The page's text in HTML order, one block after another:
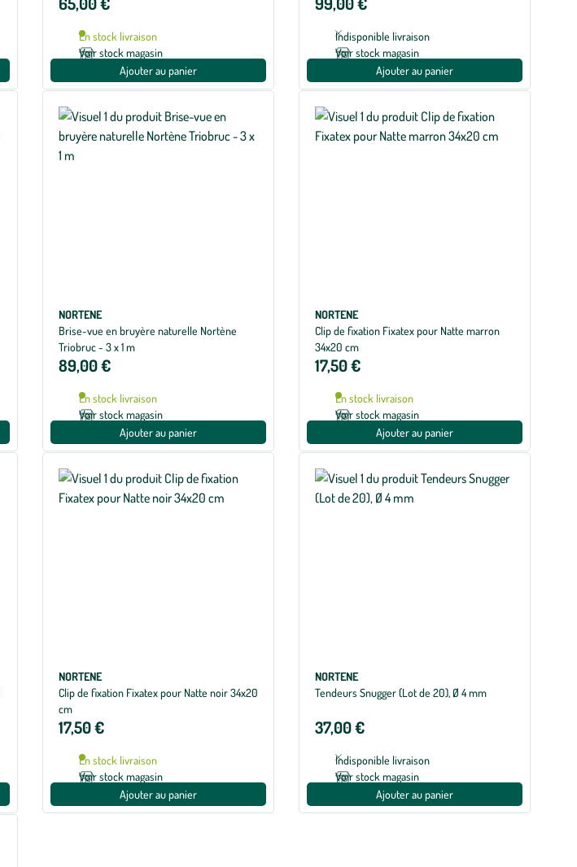
En stock livraison
Voir stock magasin
Ajouter au panier
Indisponible livraison
Voir stock magasin
Ajouter au panier
NORTENE
Brise-vue en bruyère naturelle Nortène
Triobruc - 3 x 1 m
89,00 €
En stock livraison
Voir stock magasin
Ajouter au panier
NORTENE
Clip de fixation Fixatex pour Natte marron
34x20 cm
17,50 €
En stock livraison
Voir stock magasin
Ajouter au panier
NORTENE
Clip de fixation Fixatex pour Natte noir 34x20
cm
17,50 €
En stock livraison
Voir stock magasin
Ajouter au panier
NORTENE
Tendeurs Snugger (Lot de 20), Ø 4 mm
37,00 €
Indisponible livraison
Voir stock magasin
Ajouter au panier